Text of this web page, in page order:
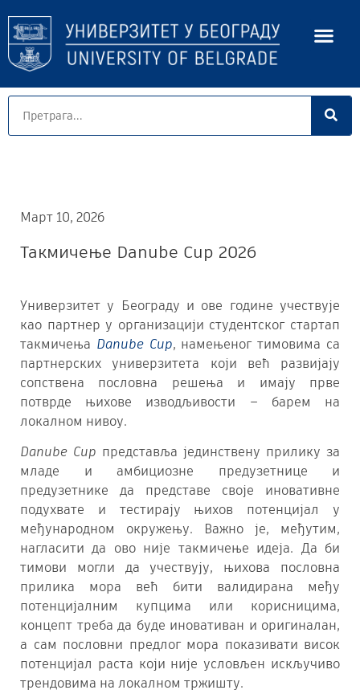
Март 10, 2026
Такмичење Danube Cup 2026
Универзитет у Београду и ове године учествује
као партнер у организацији студентског стартап
такмичења Danube Cup, намењеног тимовима са
партнерских универзитета који већ развијају
сопствена пословна решења и имају прве
потврде њихове изводљивости – барем на
локалном нивоу.
Danube Cup представља јединствену прилику за
младе и амбициозне предузетнице и
предузетнике да представе своје иновативне
подухвате и тестирају њихов потенцијал у
међународном окружењу. Важно је, међутим,
нагласити да ово није такмичење идеја. Да би
тимови могли да учествују, њихова пословна
прилика мора већ бити валидирана међу
потенцијалним купцима или корисницима,
концепт треба да буде иновативан и оригиналан,
а сам пословни предлог мора показивати висок
потенцијал раста који није условљен искључиво
трендовима на локалном тржишту.